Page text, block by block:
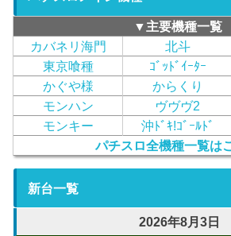
▼主要機種一覧
カバネリ海門
北斗
東京喰種
ｺﾞｯﾄﾞｲｰﾀｰ
かぐや様
からくり
モンハン
ヴヴヴ2
モンキー
沖ﾄﾞｷ!ｺﾞｰﾙﾄﾞ
パチスロ全機種一覧は
新台一覧
2026年8月3日